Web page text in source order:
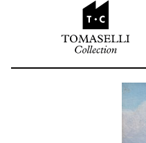
Aller au contenu